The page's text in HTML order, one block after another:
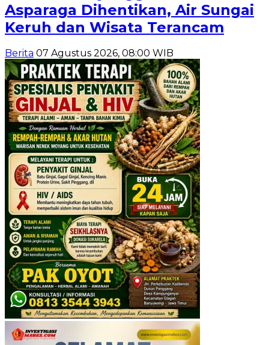
Asparaga Dihentikan, Air Sungai
Keruh dan Wisata Terancam
Berita 07 Agustus 2026, 08:00 WIB